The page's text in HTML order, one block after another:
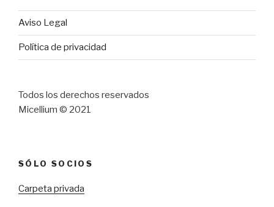
Aviso Legal
Política de privacidad
Todos los derechos reservados
Micellium © 2021
SÓLO SOCIOS
Carpeta privada